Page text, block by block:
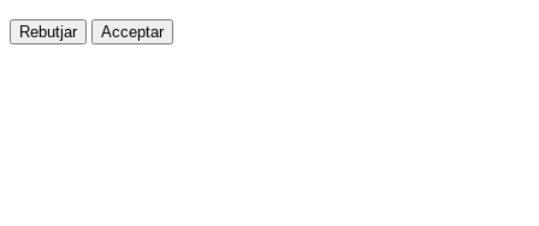
Rebutjar Acceptar